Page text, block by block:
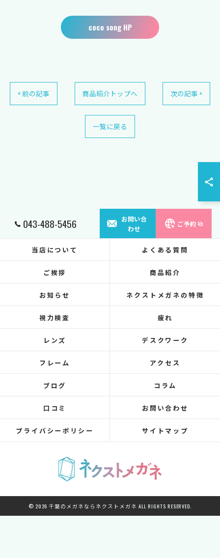
coco song HP
< 前の記事 商品紹介トップへ 次の記事 >
一覧に戻る
043-488-5456
お問い合
わせ
ご予約
当店について よくある質問
ご挨拶 商品紹介
お知らせ ネクストメガネの特徴
視力検査 疲れ
レンズ デスクワーク
フレーム アクセス
ブログ コラム
口コミ お問い合わせ
プライバシーポリシー サイトマップ
© 2026 千葉のメガネならネクストメガネ ALL RIGHTS RESERVED.